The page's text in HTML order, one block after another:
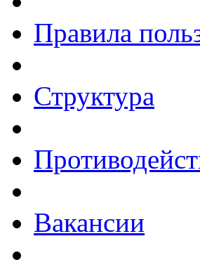
Правила
Структура
Вакансии